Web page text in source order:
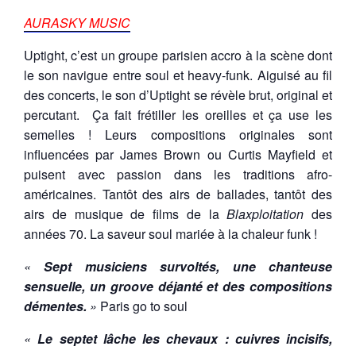
AURASKY MUSIC
Uptight, c’est un groupe parisien accro à la scène dont
le son navigue entre soul et heavy-funk. Aiguisé au fil
des concerts, le son d’Uptight se révèle brut, original et
percutant. Ça fait frétiller les oreilles et ça use les
semelles ! Leurs compositions originales sont
influencées par James Brown ou Curtis Mayfield et
puisent avec passion dans les traditions afro-
américaines. Tantôt des airs de ballades, tantôt des
airs de musique de films de laBlaxploitation des
années 70. La saveur soul mariée à la chaleur funk !
«Sept musiciens survoltés, une chanteuse
sensuelle, un groove déjanté et des compositions
démentes. » Paris go to soul
« Le septet lâche les chevaux : cuivres incisifs,